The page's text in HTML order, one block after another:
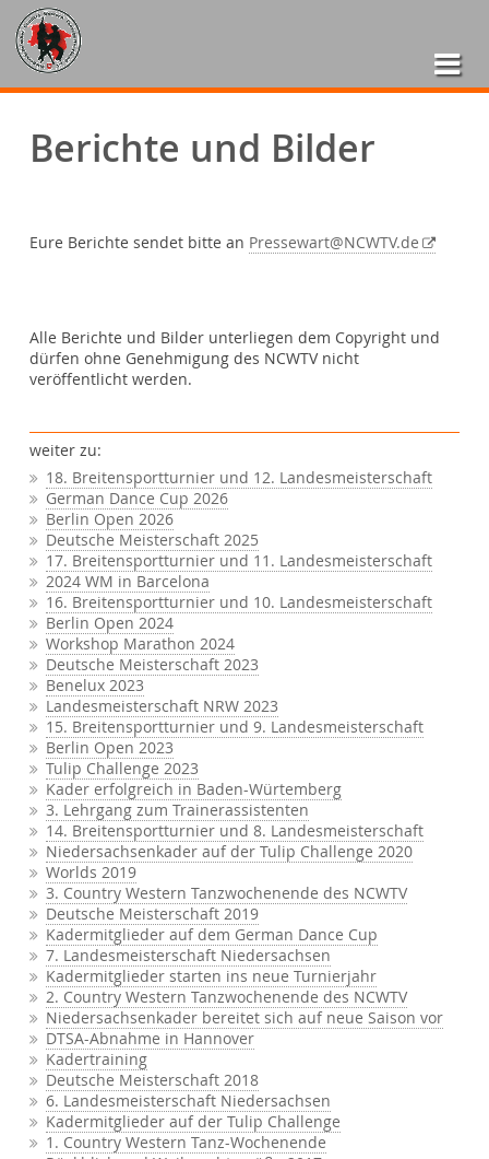
Berichte und Bilder
Eure Berichte sendet bitte an Pressewart@NCWTV.de
Alle Berichte und Bilder unterliegen dem Copyright und
dürfen ohne Genehmigung des NCWTV nicht
veröffentlicht werden.
weiter zu:
18. Breitensportturnier und 12. Landesmeisterschaft
German Dance Cup 2026
Berlin Open 2026
Deutsche Meisterschaft 2025
17. Breitensportturnier und 11. Landesmeisterschaft
2024 WM in Barcelona
16. Breitensportturnier und 10. Landesmeisterschaft
Berlin Open 2024
Workshop Marathon 2024
Deutsche Meisterschaft 2023
Benelux 2023
Landesmeisterschaft NRW 2023
15. Breitensportturnier und 9. Landesmeisterschaft
Berlin Open 2023
Tulip Challenge 2023
Kader erfolgreich in Baden-Würtemberg
3. Lehrgang zum Trainerassistenten
14. Breitensportturnier und 8. Landesmeisterschaft
Niedersachsenkader auf der Tulip Challenge 2020
Worlds 2019
3. Country Western Tanzwochenende des NCWTV
Deutsche Meisterschaft 2019
Kadermitglieder auf dem German Dance Cup
7. Landesmeisterschaft Niedersachsen
Kadermitglieder starten ins neue Turnierjahr
2. Country Western Tanzwochenende des NCWTV
Niedersachsenkader bereitet sich auf neue Saison vor
DTSA-Abnahme in Hannover
Kadertraining
Deutsche Meisterschaft 2018
6. Landesmeisterschaft Niedersachsen
Kadermitglieder auf der Tulip Challenge
1. Country Western Tanz-Wochenende